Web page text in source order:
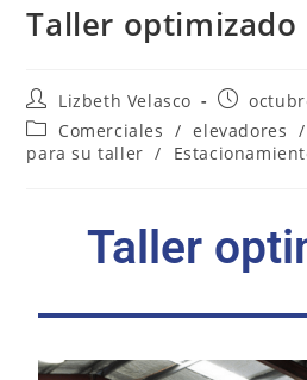
Taller optimizado
Lizbeth Velasco
Comerciales / elevadores /
para su taller /
Taller